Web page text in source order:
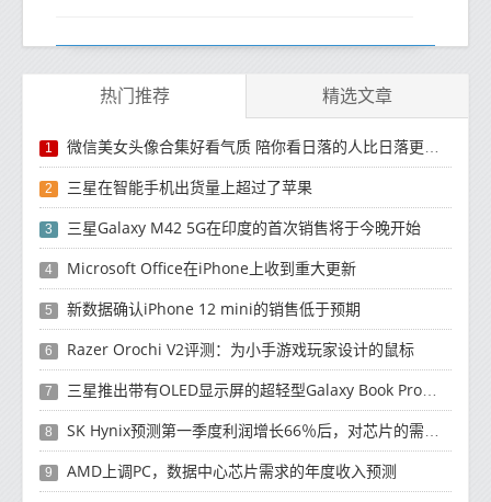
热门推荐 精选文章
1 微信美女头像合集好看气质 陪你看日落的人比日落更浪漫
2 三星在智能手机出货量上超过了苹果
3 三星Galaxy M42 5G在印度的首次销售将于今晚开始
4 Microsoft Office在iPhone上收到重大更新
5 新数据确认iPhone 12 mini的销售低于预期
6 Razer Orochi V2评测：为小手游戏玩家设计的鼠标
7 三星推出带有OLED显示屏的超轻型Galaxy Book Pro和Galaxy Book Pro 360笔记本电脑
8 SK Hynix预测第一季度利润增长66％后，对芯片的需求将增强
9 AMD上调PC，数据中心芯片需求的年度收入预测